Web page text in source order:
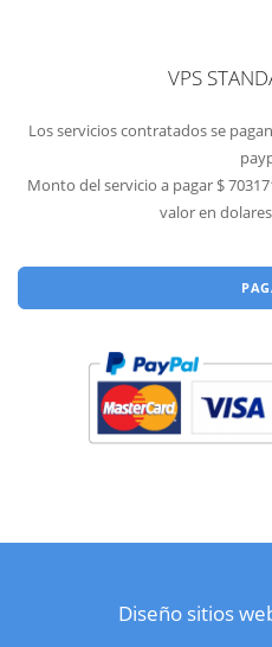
VPS
Los servicios contratados se
Monto del servicio a pagar $
valor en dolares
Diseño sitios